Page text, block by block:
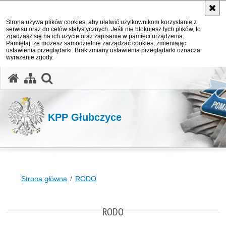
Strona używa plików cookies, aby ułatwić użytkownikom korzystanie z
serwisu oraz do celów statystycznych. Jeśli nie blokujesz tych plików, to
zgadzasz się na ich użycie oraz zapisanie w pamięci urządzenia.
Pamiętaj, że możesz samodzielnie zarządzać cookies, zmieniając
ustawienia przeglądarki. Brak zmiany ustawienia przeglądarki oznacza
wyrażenie zgody.
KPP Głubczyce
Strona główna RODO
RODO